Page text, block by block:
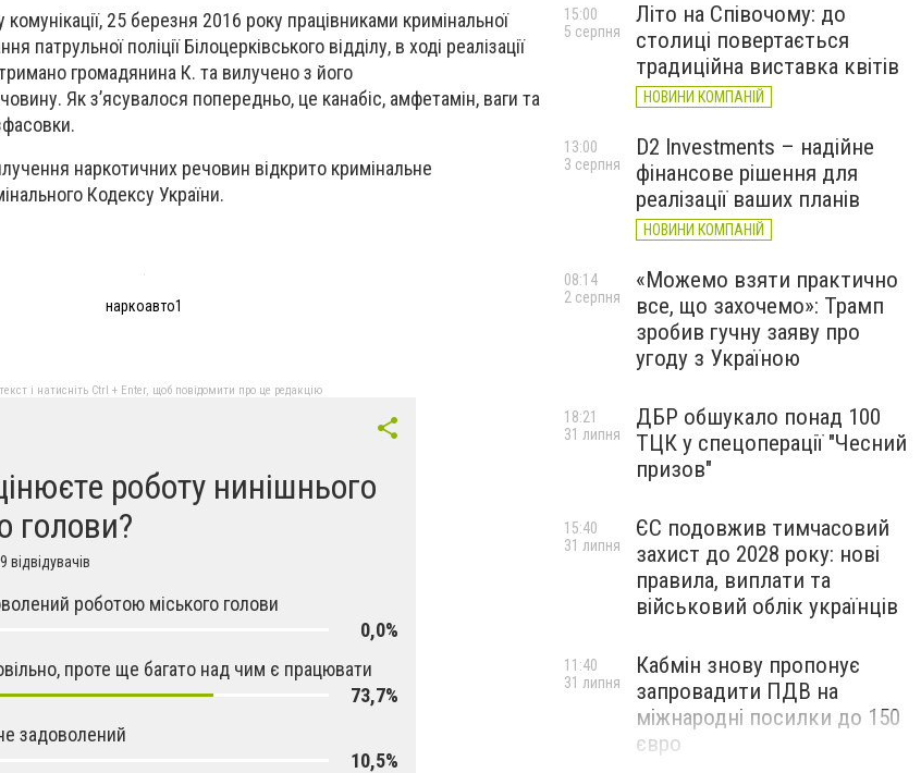
25 березня 2016 року працівниками кримінальної
патрульної поліції Білоцерківського відділу, в ході реалізації
громадянина К. та вилучено з його
Як з’ясувалося попередньо, це канабіс, амфетамін, ваги та
наркотичних речовин відкрито кримінальне
Кодексу України.
наркоавто1
і натисніть Ctrl + Enter, щоб повідомити про це редакцію
роботу нинішнього
голови?
роботою міського голови
0,0%
проте ще багато над чим є працювати
73,7%
задоволений
10,5%
Літо на Співочому: до
столиці повертається
традиційна виставка квітів
НОВИНИ КОМПАНІЙ
15:00
5 серпня
D2 Investments – надійне
фінансове рішення для
реалізації ваших планів
НОВИНИ КОМПАНІЙ
13:00
3 серпня
«Можемо взяти практично
все, що захочемо»: Трамп
зробив гучну заяву про
угоду з Україною
08:14
2 серпня
ДБР обшукало понад 100
ТЦК у спецоперації "Чесний
призов"
18:21
31 липня
ЄС подовжив тимчасовий
захист до 2028 року: нові
правила, виплати та
військовий облік українців
15:40
31 липня
Кабмін знову пропонує
запровадити ПДВ на
міжнародні посилки до 150
євро
11:40
31 липня